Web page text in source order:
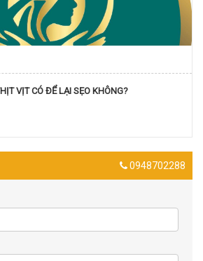
VỊT CÓ ĐỂ LẠI SẸO KHÔNG?
0948702288